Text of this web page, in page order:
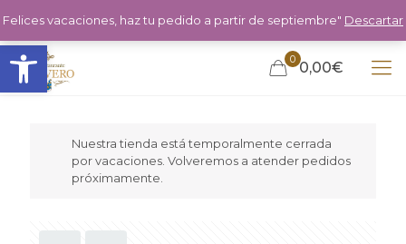
Abrir barra de herramientas 0 0,00€
Nuestra tienda está temporalmente cerrada
por vacaciones. Volveremos a atender pedidos
próximamente.
Felices vacaciones, haz tu pedido a partir de septiembre" Descartar